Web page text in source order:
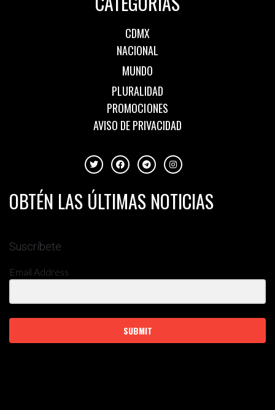
CDMX
NACIONAL
MUNDO
PLURALIDAD
PROMOCIONES
AVISO DE PRIVACIDAD
OBTÉN LAS ÚLTIMAS NOTICIAS
Suscríbete
Email Address
SUBMIT